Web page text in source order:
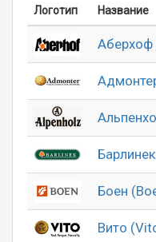
Логотип Название
Аберхоф
Боен
Вито